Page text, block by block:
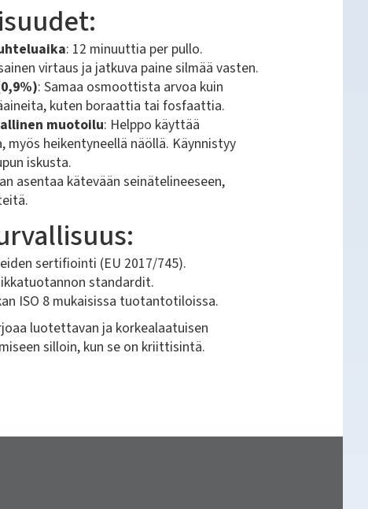
: 12 minuuttia per pullo.
virtaus ja jatkuva paine silmää vasten.
: Samaa osmoottista arvoa kuin
kuten boraattia tai fosfaattia.
muotoilu: Helppo käyttää
myös heikentyneellä näöllä. Käynnistyy
iskusta.
asentaa kätevään seinätelineeseen,
sertifiointi (EU 2017/745).
standardit.
ISO 8 mukaisissa tuotantotiloissa.
luotettavan ja korkealaatuisen
silloin, kun se on kriittisintä.